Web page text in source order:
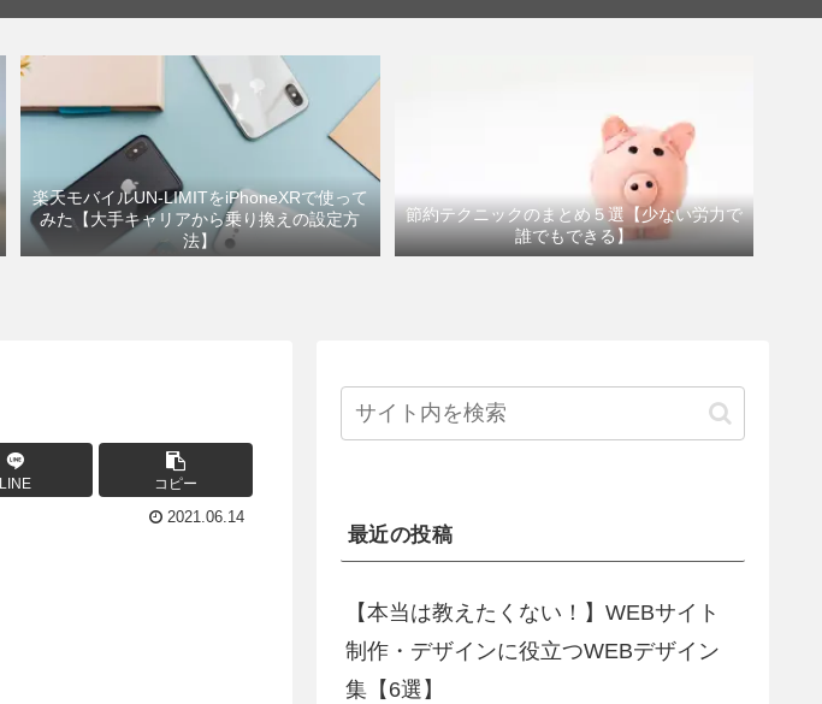
楽天モバイルUN-LIMITをiPhoneXRで使って
みた【大手キャリアから乗り換えの設定方
法】
節約テクニックのまとめ５選【少ない労力で
誰でもできる】
LINE コピー
2021.06.14
最近の投稿
【本当は教えたくない！】WEBサイト
制作・デザインに役立つWEBデザイン
集【6選】